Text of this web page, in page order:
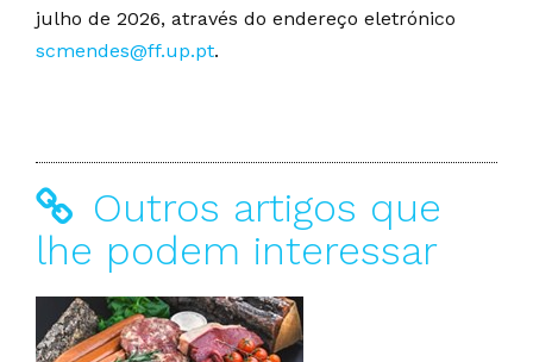
julho de 2026, através do endereço eletrónico
scmendes@ff.up.pt.
Outros artigos que
lhe podem interessar